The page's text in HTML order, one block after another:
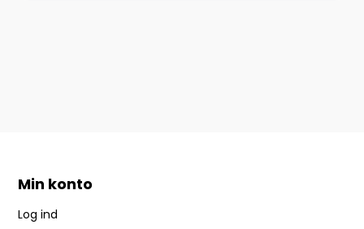
Min konto
Log ind